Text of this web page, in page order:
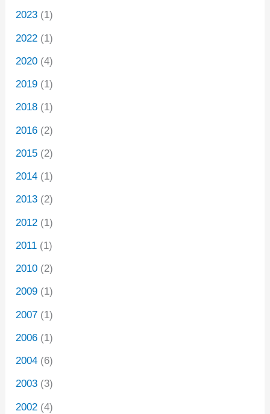
2023 (1)
2022 (1)
2020 (4)
2019 (1)
2018 (1)
2016 (2)
2015 (2)
2014 (1)
2013 (2)
2012 (1)
2011 (1)
2010 (2)
2009 (1)
2007 (1)
2006 (1)
2004 (6)
2003 (3)
2002 (4)